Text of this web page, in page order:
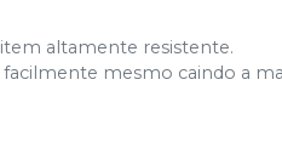
altamente resistente.
mesmo caindo a